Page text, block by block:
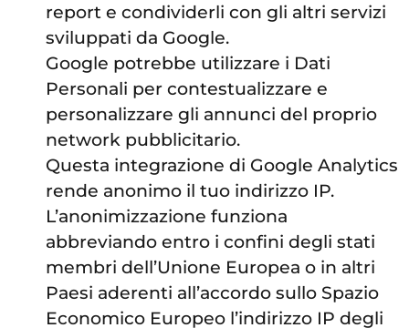
report e condividerli con gli altri servizi
sviluppati da Google.
Google potrebbe utilizzare i Dati
Personali per contestualizzare e
personalizzare gli annunci del proprio
network pubblicitario.
Questa integrazione di Google Analytics
rende anonimo il tuo indirizzo IP.
L’anonimizzazione funziona
abbreviando entro i confini degli stati
membri dell’Unione Europea o in altri
Paesi aderenti all’accordo sullo Spazio
Economico Europeo l’indirizzo IP degli